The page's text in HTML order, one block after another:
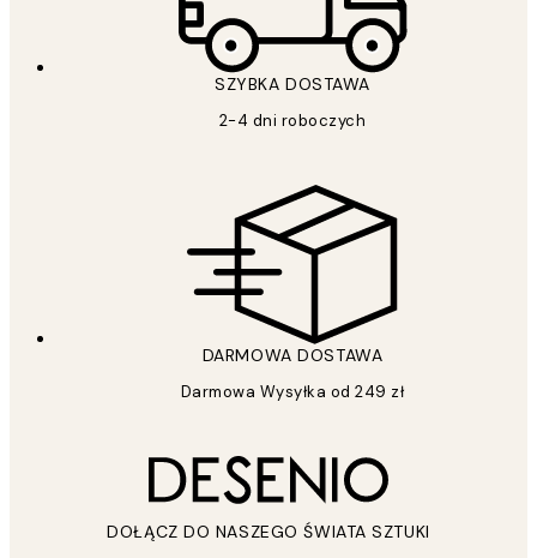
SZYBKA DOSTAWA
2-4 dni roboczych
DARMOWA DOSTAWA
Darmowa Wysyłka od 249 zł
DOŁĄCZ DO NASZEGO ŚWIATA SZTUKI